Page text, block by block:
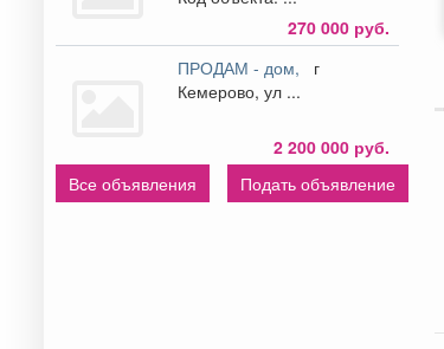
270 000 руб.
ПРОДАМ - дом,
г
Кемерово, ул ...
2 200 000 руб.
Все объявления
Подать объявление